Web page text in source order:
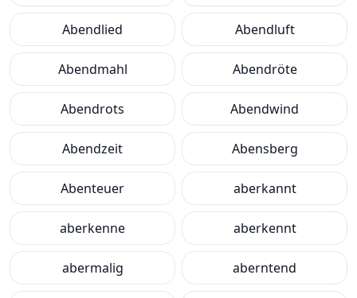
Abendlied Abendluft
Abendmahl Abendröte
Abendrots Abendwind
Abendzeit Abensberg
Abenteuer aberkannt
aberkenne aberkennt
abermalig aberntend